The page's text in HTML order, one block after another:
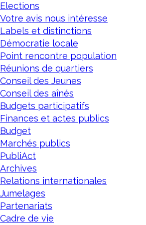
Elections
Votre avis nous intéresse
Labels et distinctions
Démocratie locale
Point rencontre population
Réunions de quartiers
Conseil des Jeunes
Conseil des aînés
Budgets participatifs
Finances et actes publics
Budget
Marchés publics
PubliAct
Archives
Relations internationales
Jumelages
Partenariats
Cadre de vie